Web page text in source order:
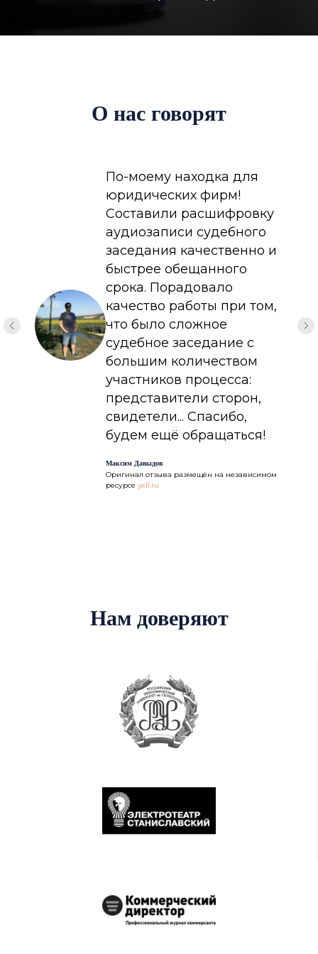
О нас говорят
По-моему находка для
юридических фирм!
Составили расшифровку
аудиозаписи судебного
заседания качественно и
быстрее обещанного
срока. Порадовало
качество работы при том,
что было сложное
судебное заседание с
большим количеством
участников процесса:
представители сторон,
свидетели... Спасибо,
будем ещё обращаться!
Максим Давыдов
Оригинал отзыва размещён на независимом
ресурсе yell.ru
Нам доверяют